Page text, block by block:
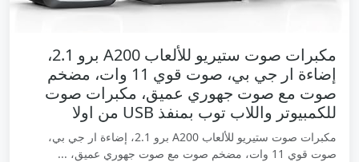
مكبرات صوت ستيريو للألعاب A200 برو 2.1،
إضاءة ار جي بي، صوت قوي 11 وات، مضخم
صوت مع صوت جهوري عميق، مكبرات صوت
للكمبيوتر واللاب توب بمنفذ USB من اولا
مكبرات صوت ستيريو للألعاب A200 برو 2.1، إضاءة ار جي بي،
صوت قوي 11 وات، مضخم صوت مع صوت جهوري عميق، ...